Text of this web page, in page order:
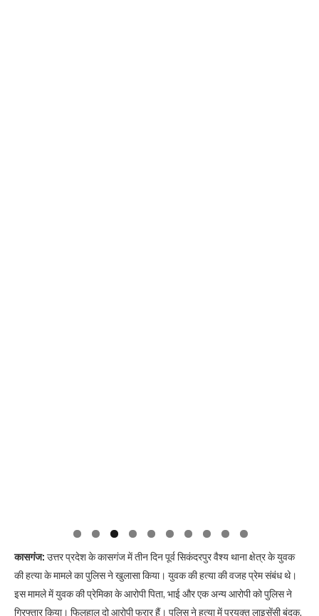
कासगंज: उत्तर प्रदेश के कासगंज में तीन दिन पूर्व सिकंदरपुर वैश्य थाना क्षेत्र के युवक
की हत्या के मामले का पुलिस ने खुलासा किया। युवक की हत्या की वजह प्रेम संबंध थे।
इस मामले में युवक की प्रेमिका के आरोपी पिता, भाई और एक अन्य आरोपी को पुलिस ने
गिरफ्तार किया। फिलहाल दो आरोपी फरार हैं। पुलिस ने हत्या में प्रयुक्त लाइसेंसी बंदूक,